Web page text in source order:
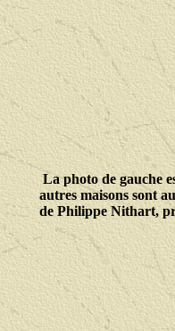
La photo de gauche
autres maisons sont
de Philippe Nithart,